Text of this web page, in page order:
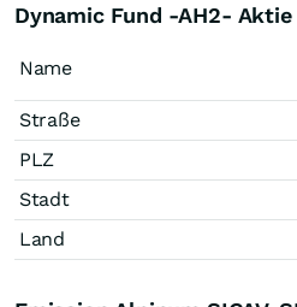
Dynamic Fund -AH2- Aktie
Name
Straße
PLZ
Stadt
Land